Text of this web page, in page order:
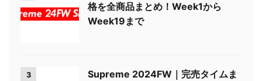
格を全商品まとめ！Week1から
Week19まで
3
Supreme 2024FW｜完売タイムま